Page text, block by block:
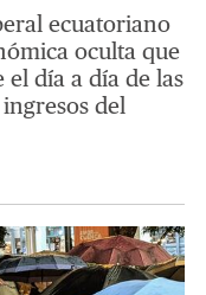
ecuatoriano
oculta que
el día a día de las
del